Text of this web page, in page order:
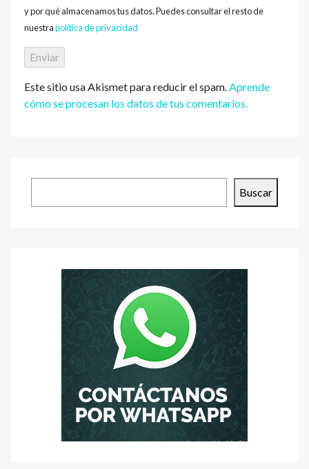
y por qué almacenamos tus datos. Puedes consultar el resto de
nuestrapolítica de privacidad
Este sitio usa Akismet para reducir el spam.Aprende
cómo se procesan los datos de tus comentarios.
Buscar